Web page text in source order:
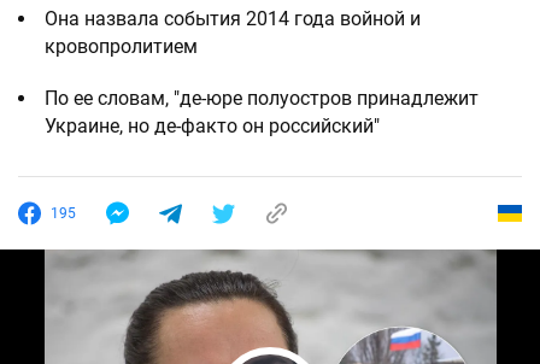
Она назвала события 2014 года войной и
кровопролитием
По ее словам, "де-юре полуостров принадлежит
Украине, но де-факто он российский"
195